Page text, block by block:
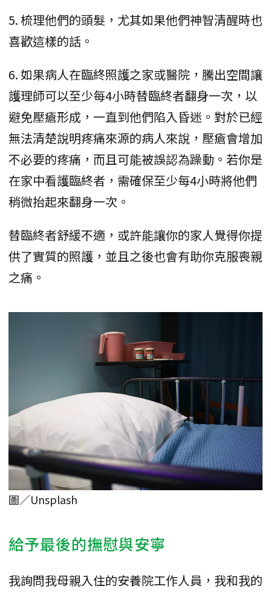
5. 梳理他們的頭髮，尤其如果他們神智清醒時也
喜歡這樣的話。
6. 如果病人在臨終照護之家或醫院，騰出空間讓
護理師可以至少每4小時替臨終者翻身一次，以
避免壓瘡形成，一直到他們陷入昏迷。對於已經
無法清楚說明疼痛來源的病人來說，壓瘡會增加
不必要的疼痛，而且可能被誤認為躁動。若你是
在家中看護臨終者，需確保至少每4小時將他們
稍微抬起來翻身一次。
替臨終者舒緩不適，或許能讓你的家人覺得你提
供了實質的照護，並且之後也會有助你克服喪親
之痛。
圖／Unsplash
給予最後的撫慰與安寧
我詢問我母親入住的安養院工作人員，我和我的